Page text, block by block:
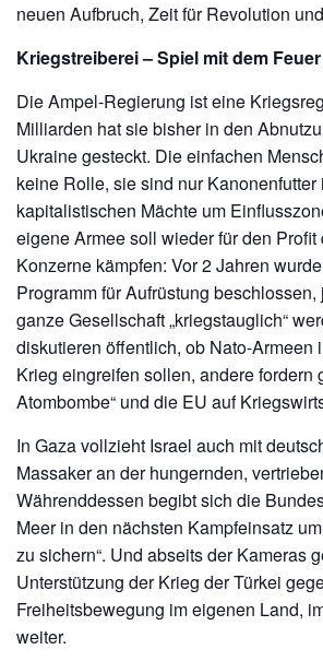
neuen Aufbruch, Zeit für Revolution
Kriegstreiberei – Spiel mit dem Feuer
Die Ampel-Regierung ist eine
Milliarden hat sie bisher in den
Ukraine gesteckt. Die einfachen
keine Rolle, sie sind nur Kanonenfutter
kapitalistischen Mächte um
eigene Armee soll wieder für den Profit
Konzerne kämpfen: Vor 2 Jahren
Programm für Aufrüstung
ganze Gesellschaft „kriegstauglich“
diskutieren öffentlich, ob Nato-Armeen
Krieg eingreifen sollen, andere fordern
Atombombe“ und die EU auf
In Gaza vollzieht Israel auch mit
Massaker an der hungernden,
Währenddessen begibt sich die
Meer in den nächsten Kampfeinsatz
zu sichern“. Und abseits der Kameras
Unterstützung der Krieg der Türkei
Freiheitsbewegung im eigenen Land,
weiter.